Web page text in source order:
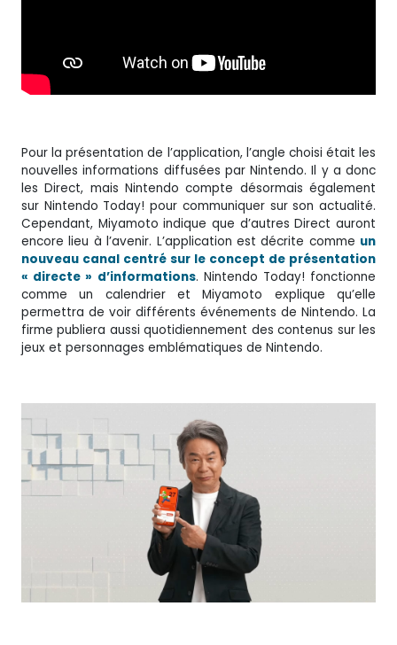
Pour la présentation de l’application, l’angle choisi était les
nouvelles informations diffusées par Nintendo. Il y a donc
les Direct, mais Nintendo compte désormais également
sur Nintendo Today! pour communiquer sur son actualité.
Cependant, Miyamoto indique que d’autres Direct auront
encore lieu à l’avenir. L’application est décrite comme un
nouveau canal centré sur le concept de présentation
« directe » d’informations. Nintendo Today! fonctionne
comme un calendrier et Miyamoto explique qu’elle
permettra de voir différents événements de Nintendo. La
firme publiera aussi quotidiennement des contenus sur les
jeux et personnages emblématiques de Nintendo.